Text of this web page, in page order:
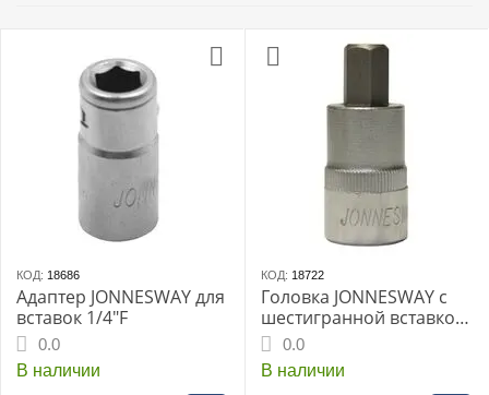
КОД: 18686
Адаптер JONNESWAY для
вставок 1/4"F
0.0
В наличии
КОД: 18722
Головка JONNESWAY с
шестигранной вставкой
"HEX" 1/2" 12мм L-55мм
(S09H412)
0.0
В наличии